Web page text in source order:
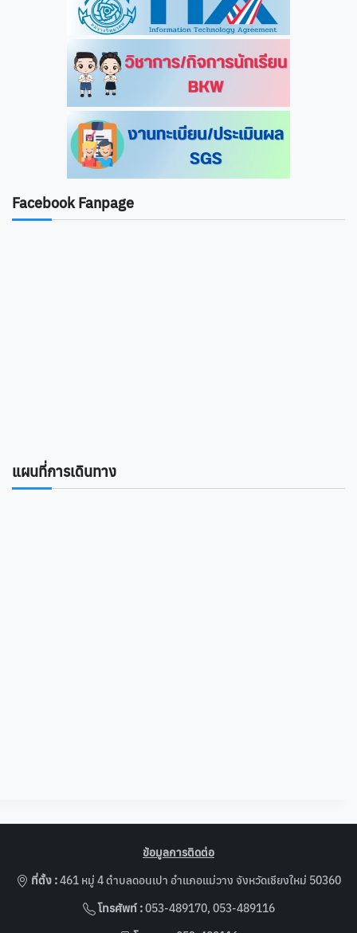
Facebook Fanpage
แผนที่การเดินทาง
ข้อมูลการติดต่อ
ที่ตั้ง :461 หมู่ 4 ตำบลดอนเปา อำแภอแม่วาง จังหวัดเชียงใหม่ 50360
โทรศัพท์ :053-489170, 053-489116